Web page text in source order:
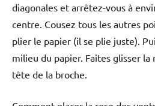
diagonales et arrêtez-vous à
centre. Cousez tous les autres
plier le papier (il se plie juste).
milieu du papier. Faites glisser la
tête de la broche.